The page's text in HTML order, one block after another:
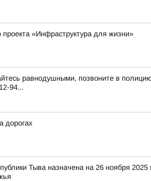
«Инфраструктура для жизни»
равнодушными, позвоните в
94...
дорогах
Тыва назначена на 26 ноября